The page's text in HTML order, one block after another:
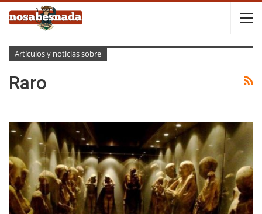
Artículos y noticias sobre
Raro